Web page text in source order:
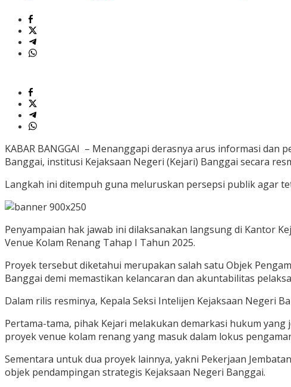
KABAR BANGGAI – Menanggapi derasnya arus informasi
Banggai, institusi Kejaksaan Negeri (Kejari) Banggai secara
Langkah ini ditempuh guna meluruskan persepsi publik agar
Penyampaian hak jawab ini dilaksanakan langsung di Kantor
Venue Kolam Renang Tahap I Tahun 2025.
Proyek tersebut diketahui merupakan salah satu Objek
Banggai demi memastikan kelancaran dan akuntabilitas
Dalam rilis resminya, Kepala Seksi Intelijen Kejaksaan Negeri
Pertama-tama, pihak Kejari melakukan demarkasi hukum
proyek venue kolam renang yang masuk dalam lokus
Sementara untuk dua proyek lainnya, yakni Pekerjaan
objek pendampingan strategis Kejaksaan Negeri Banggai.